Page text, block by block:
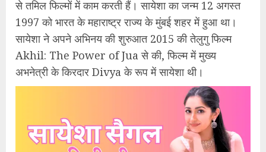
से तमिल फिल्मों में काम करती हैं। सायेशा का जन्म 12 अगस्त
1997 को भारत के महाराष्ट्र राज्य के मुंबई शहर में हुआ था।
सायेशा ने अपने अभिनय की शुरुआत 2015 की तेलुगु फिल्म
Akhil: The Power of Jua से की, फिल्म में मुख्य
अभनेत्री के किरदार Divya के रूप में सायेशा थी।